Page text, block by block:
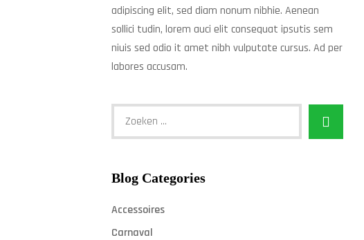
adipiscing elit, sed diam nonum nibhie. Aenean
sollici tudin, lorem auci elit consequat ipsutis sem
niuis sed odio it amet nibh vulputate cursus. Ad per
labores accusam.
Blog Categories
Accessoires
Carnaval